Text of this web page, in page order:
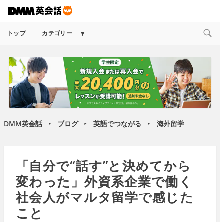
トップ カテゴリー
Expand
menu
DMM英会話 ► ブログ ► 英語でつながる ► 海外留学
「自分で“話す”と決めてから
変わった」外資系企業で働く
社会人がマルタ留学で感じた
こと